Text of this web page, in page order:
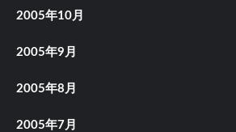
2005年10月
2005年9月
2005年8月
2005年7月